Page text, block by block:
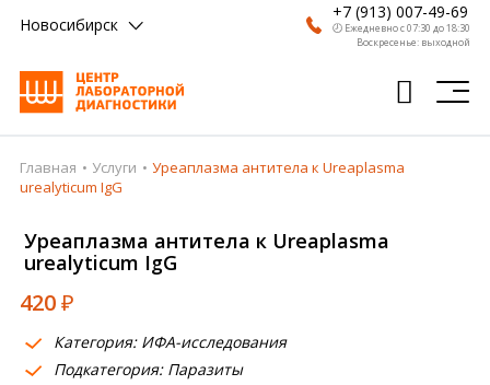
Новосибирск
+7 (913) 007-49-69
🕗 Ежедневно с 07:30 до 18:30
Воскресенье: выходной
Главная
Врачи
Получить результат
Пациентам
Главная Услуги
Уреаплазма антитела к Ureaplasma
urealyticum IgG
Уреаплазма антитела к Ureaplasma
urealyticum IgG
420₽
Категория: ИФА-исследования
Подкатегория: Паразиты